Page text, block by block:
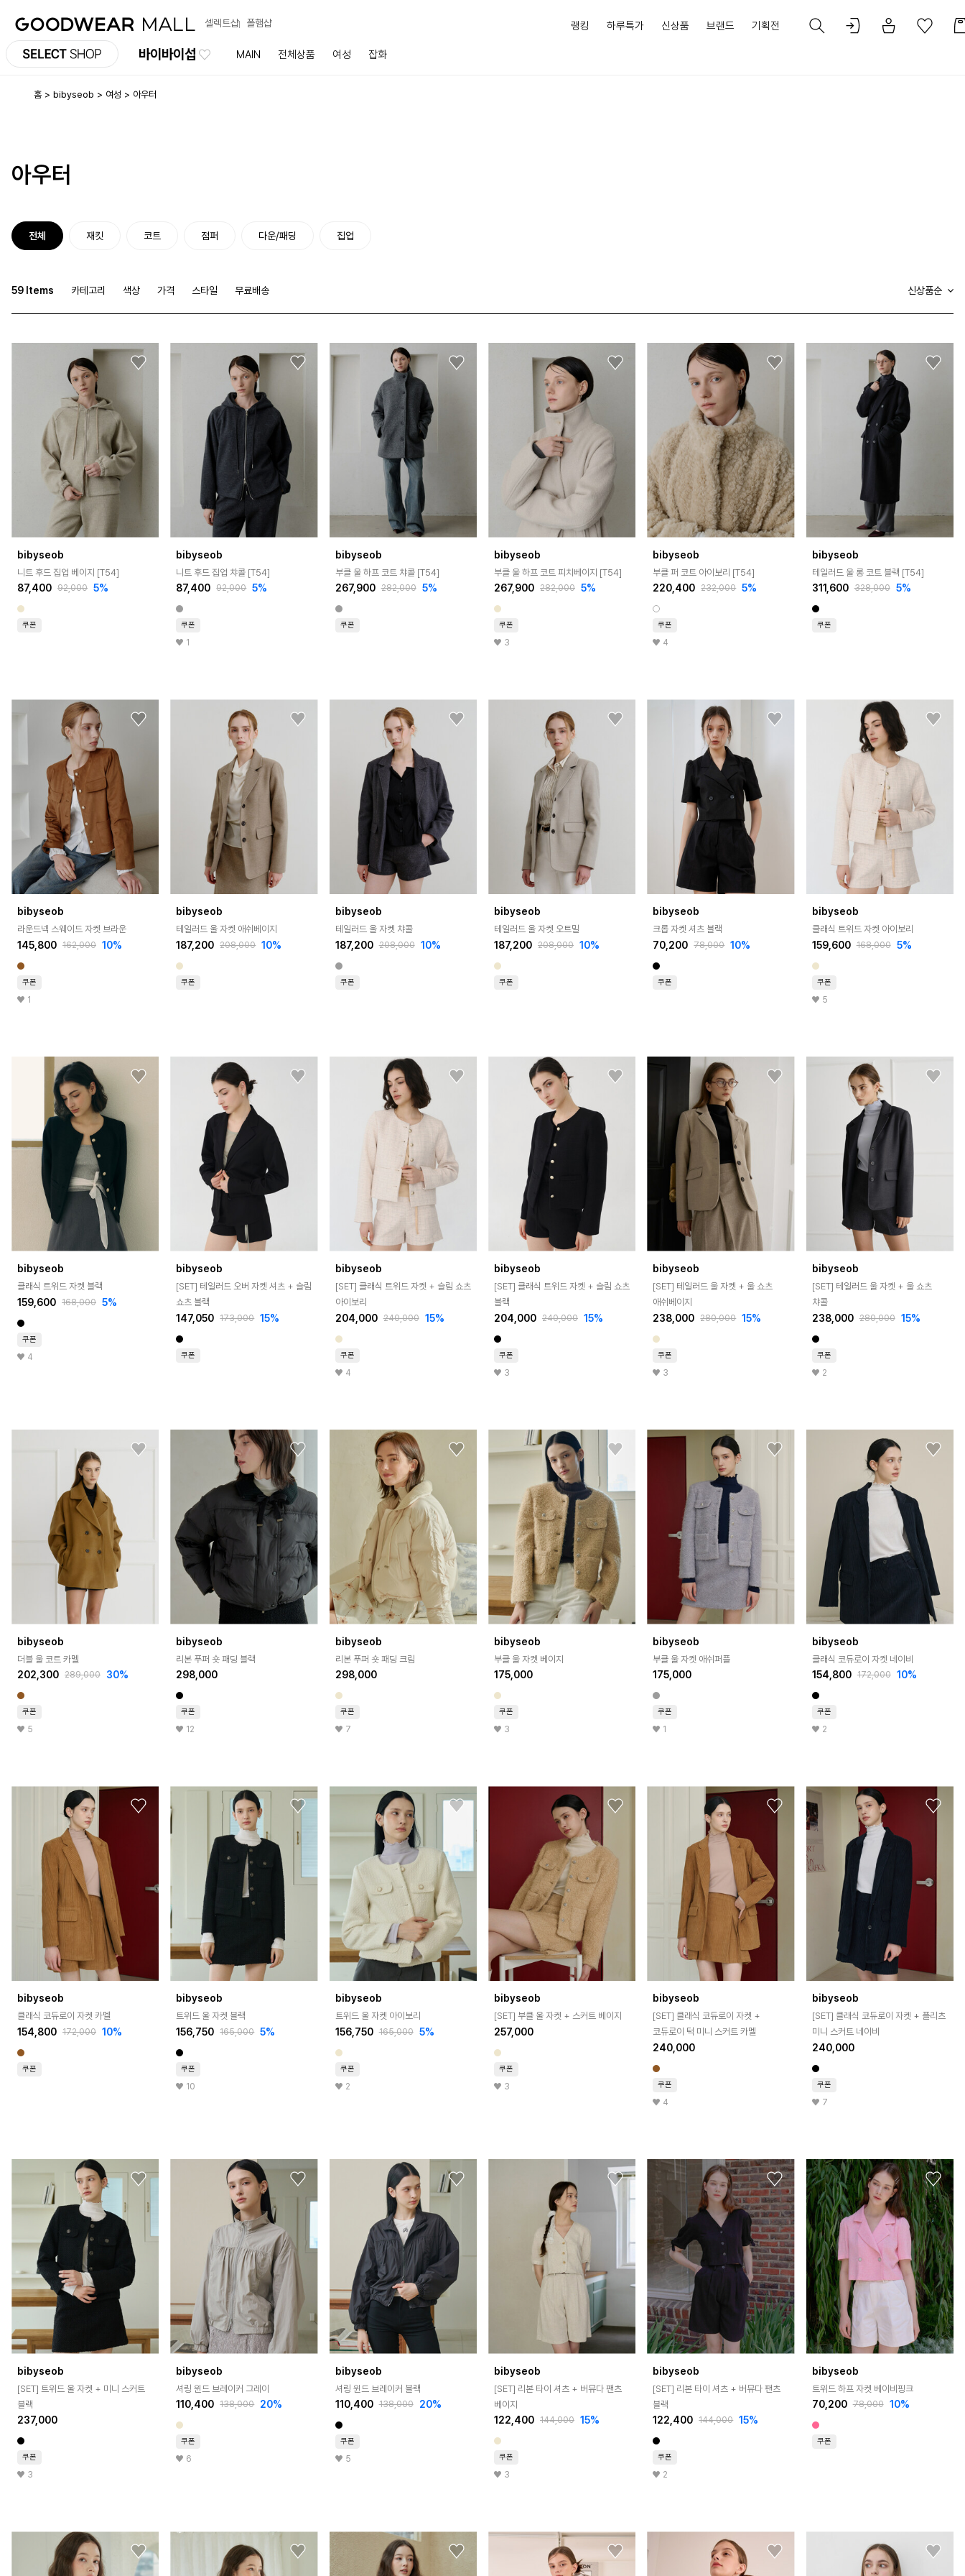
셀렉트샵 폴햄샵
바이바이섭 MAIN 전체상품 여성 잡화
랭킹 하루특가 신상품 브랜드 기획전
홈 bibyseob 여성 아우터
아우터
전체 재킷 코트 점퍼 다운/패딩 집업
59 Items 카테고리 색상 가격 스타일 무료배송 신상품순
bibyseob
니트 후드 집업 베이지 [T54]
87,400 92,000 5%
쿠폰
bibyseob
니트 후드 집업 챠콜 [T54]
87,400 92,000 5%
쿠폰
1
bibyseob
부클 울 하프 코트 챠콜 [T54]
267,900 282,000 5%
쿠폰
bibyseob
부클 울 하프 코트 피치베이지 [T54]
267,900 282,000 5%
쿠폰
3
bibyseob
부클 퍼 코트 아이보리 [T54]
220,400 232,000 5%
쿠폰
4
bibyseob
테일러드 울 롱 코트 블랙 [T54]
311,600 328,000 5%
쿠폰
bibyseob
라운드넥 스웨이드 자켓 브라운
145,800 162,000 10%
쿠폰
1
bibyseob
테일러드 울 자켓 애쉬베이지
187,200 208,000 10%
쿠폰
bibyseob
테일러드 울 자켓 챠콜
187,200 208,000 10%
쿠폰
bibyseob
테일러드 울 자켓 오트밀
187,200 208,000 10%
쿠폰
bibyseob
크롭 자켓 셔츠 블랙
70,200 78,000 10%
쿠폰
bibyseob
클래식 트위드 자켓 아이보리
159,600 168,000 5%
쿠폰
5
bibyseob
클래식 트위드 자켓 블랙
159,600 168,000 5%
쿠폰
4
bibyseob
[SET] 테일러드 오버 자켓 셔츠 + 슬림
쇼츠 블랙
147,050 173,000 15%
쿠폰
bibyseob
[SET] 클래식 트위드 자켓 + 슬림 쇼츠
아이보리
204,000 240,000 15%
쿠폰
4
bibyseob
[SET] 클래식 트위드 자켓 + 슬림 쇼츠
블랙
204,000 240,000 15%
쿠폰
3
bibyseob
[SET] 테일러드 울 자켓 + 울 쇼츠
애쉬베이지
238,000 280,000 15%
쿠폰
3
bibyseob
[SET] 테일러드 울 자켓 + 울 쇼츠
챠콜
238,000 280,000 15%
쿠폰
2
bibyseob
더블 울 코트 카멜
202,300 289,000 30%
쿠폰
5
bibyseob
리본 푸퍼 숏 패딩 블랙
298,000
쿠폰
12
bibyseob
리본 푸퍼 숏 패딩 크림
298,000
쿠폰
7
bibyseob
부클 울 자켓 베이지
175,000
쿠폰
3
bibyseob
부클 울 자켓 애쉬퍼플
175,000
쿠폰
1
bibyseob
클래식 코듀로이 자켓 네이비
154,800 172,000 10%
쿠폰
2
bibyseob
클래식 코듀로이 자켓 카멜
154,800 172,000 10%
쿠폰
bibyseob
트위드 울 자켓 블랙
156,750 165,000 5%
쿠폰
10
bibyseob
트위드 울 자켓 아이보리
156,750 165,000 5%
쿠폰
2
bibyseob
[SET] 부클 울 자켓 + 스커트 베이지
257,000
쿠폰
3
bibyseob
[SET] 클래식 코듀로이 자켓 +
코듀로이 턱 미니 스커트 카멜
240,000
쿠폰
4
bibyseob
[SET] 클래식 코듀로이 자켓 + 플리츠
미니 스커트 네이비
240,000
쿠폰
7
bibyseob
[SET] 트위드 울 자켓 + 미니 스커트
블랙
237,000
쿠폰
3
bibyseob
셔링 윈드 브레이커 그레이
110,400 138,000 20%
쿠폰
6
bibyseob
셔링 윈드 브레이커 블랙
110,400 138,000 20%
쿠폰
5
bibyseob
[SET] 리본 타이 셔츠 + 버뮤다 팬츠
베이지
122,400 144,000 15%
쿠폰
3
bibyseob
[SET] 리본 타이 셔츠 + 버뮤다 팬츠
블랙
122,400 144,000 15%
쿠폰
2
bibyseob
트위드 하프 자켓 베이비핑크
70,200 78,000 10%
쿠폰